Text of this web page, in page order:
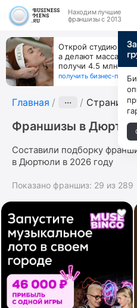
Находим лучшие
франшизы с 2013
же год
За 90
+125
Главная ··· Страница
Франшизы в
Составили подборку
в Дюртюли в 2026 году
Показано франшиз: 29 из 289